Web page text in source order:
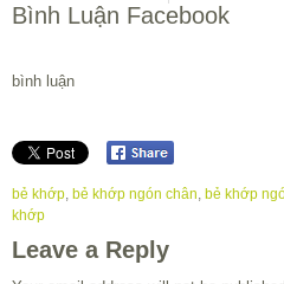
Bình Luận Facebook
bình luận
bẻ khớp, bẻ khớp ngón chân, bẻ khớp
khớp
Leave a Reply